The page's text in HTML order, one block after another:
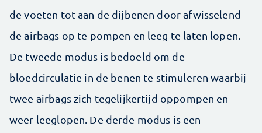
de voeten tot aan de dijbenen door afwisselend
de airbags op te pompen en leeg te laten lopen.
De tweede modus is bedoeld om de
bloedcirculatie in de benen te stimuleren waarbij
twee airbags zich tegelijkertijd oppompen en
weer leeglopen. De derde modus is een